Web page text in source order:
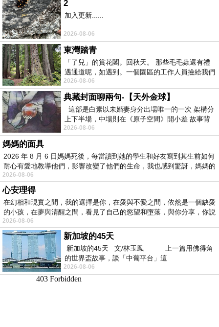
2
加入更新......
2026-08-06
東灣踏青
「了兒」的賞花閣。回秋天。 那些毛毛蟲還有禮
遇通道呢，如遇到。一個園區的工作人員撿給我們
細賞。
2026-08-06
典藏封面聊兩句-【天外金球】
這部是白素以未婚妻身分出場唯一的一次 架構分
上下半場，中場則在《原子空間》開小差 故事背
景影射西藏境外流亡 地下組織
2026-08-06
媽媽的面具
2026 年 8 月 6 日媽媽死後，每當讀到她的學生和好友寫到其生前如何
耐心有愛地教導他們，影響改變了他們的生命，我也感到驚訝，媽媽的
2026-08-06
心安理得
在幻相和現實之間，我的選擇是你，在愛與不愛之間，依然是一個缺愛
的小孩，在夢與清醒之間，看見了自己的慾望和墮落，與你分享，你説
2026-08-06
新加坡的45天
新加坡的45天 文/林玉鳳 上一篇用佛得角
的世界盃故事，談「中葡平台」這
2026-08-06